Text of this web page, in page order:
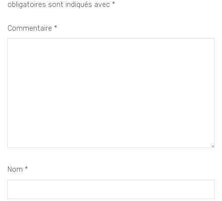
obligatoires sont indiqués avec *
Commentaire *
Nom *